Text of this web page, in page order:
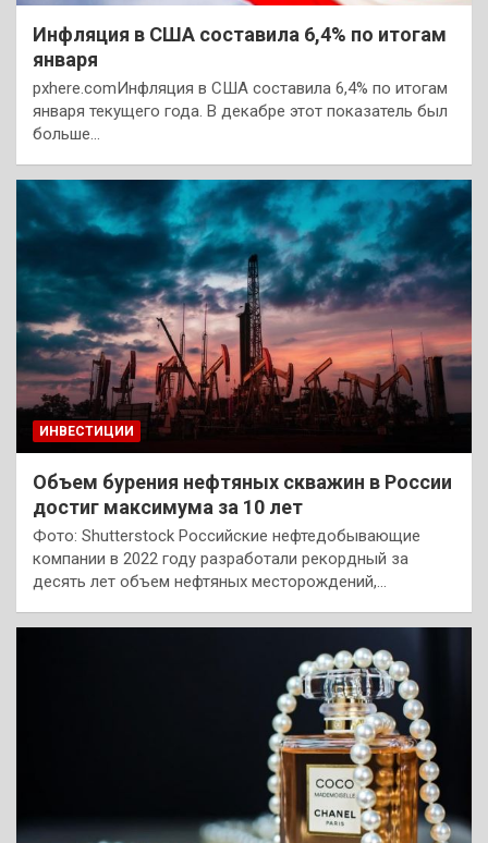
Инфляция в США составила 6,4% по итогам
января
pxhere.comИнфляция в США составила 6,4% по итогам
января текущего года. В декабре этот показатель был
больше…
ИНВЕСТИЦИИ
Объем бурения нефтяных скважин в России
достиг максимума за 10 лет
Фото: Shutterstock Российские нефтедобывающие
компании в 2022 году разработали рекордный за
десять лет объем нефтяных месторождений,…